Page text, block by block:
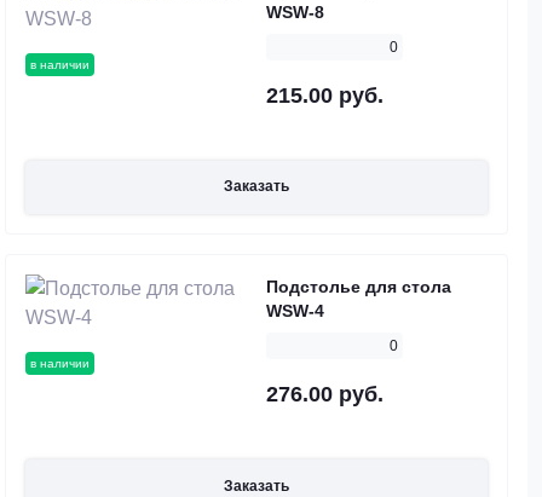
в наличии
WSW-8
0
215.00 руб.
Заказать
в наличии
Подстолье для стола
WSW-4
0
276.00 руб.
Заказать